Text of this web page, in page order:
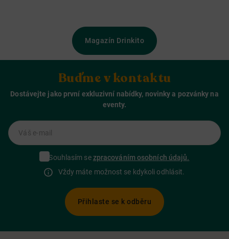
Magazín Drinkito
Buďme v kontaktu
Dostávejte jako první exkluzivní nabídky, novinky a pozvánky na
eventy.
Váš e-mail
Souhlasím sezpracováním osobních údajů.
Vždy máte možnost se kdykoli odhlásit.
Přihlaste se k odběru